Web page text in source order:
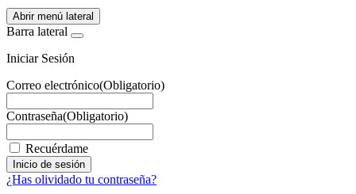
Abrir menú lateral
Barra lateral
Iniciar Sesión
Correo electrónico(Obligatorio)
Contraseña(Obligatorio)
Recuérdame
¿Has olividado tu contraseña?